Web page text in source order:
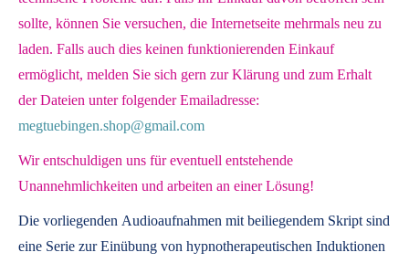
sollte, können Sie versuchen, die Internetseite mehrmals neu zu
laden. Falls auch dies keinen funktionierenden Einkauf
ermöglicht, melden Sie sich gern zur Klärung und zum Erhalt
der Dateien unter folgender Emailadresse:
megtuebingen.shop@gmail.com
Wir entschuldigen uns für eventuell entstehende
Unannehmlichkeiten und arbeiten an einer Lösung!
Die vorliegenden Audioaufnahmen mit beiliegendem Skript sind
eine Serie zur Einübung von hypnotherapeutischen Induktionen